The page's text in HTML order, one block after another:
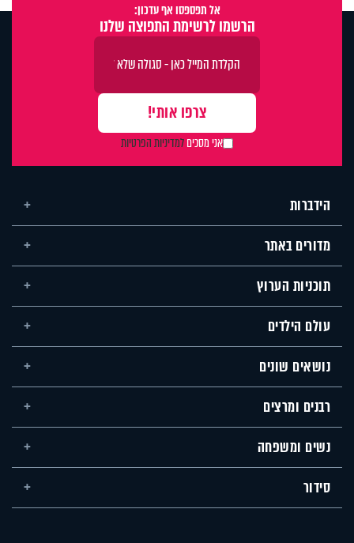
אל תפספסו אף עדכון:
הרשמו לרשימת התפוצה שלנו
אני מסכיםלמדיניות הפרטיות
הידברות
מדורים באתר
תוכניות הערוץ
עולם הילדים
נושאים שונים
רבנים ומרצים
נשים ומשפחה
סידור